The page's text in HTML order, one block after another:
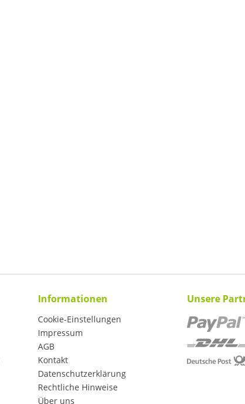
Informationen
Cookie-Einstellungen
Impressum
AGB
Kontakt
Datenschutzerklärung
Rechtliche Hinweise
Über uns
Unsere